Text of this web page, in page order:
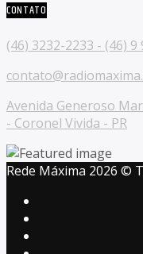
CONTATO
(46) 3232-2233 - (46) 9
Avenida Generoso
- Coronel Vivida - PR
Rede Máxima 2026 ©